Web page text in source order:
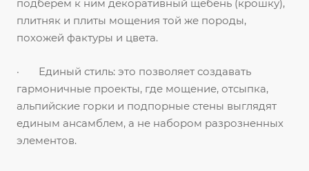
подберем к ним декоративный щебень (крошку),
плитняк и плиты мощения той же породы,
похожей фактуры и цвета.
· Единый стиль: это позволяет создавать
гармоничные проекты, где мощение, отсыпка,
альпийские горки и подпорные стены выглядят
единым ансамблем, а не набором разрозненных
элементов.